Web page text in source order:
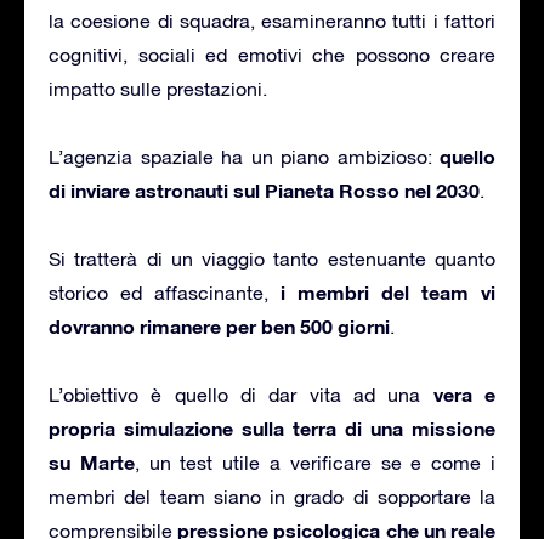
la coesione di squadra, esamineranno tutti i fattori
cognitivi, sociali ed emotivi che possono creare
impatto sulle prestazioni.
L’agenzia spaziale ha un piano ambizioso: quello
di inviare astronauti sul Pianeta Rosso nel 2030.
Si tratterà di un viaggio tanto estenuante quanto
storico ed affascinante, i membri del team vi
dovranno rimanere per ben 500 giorni.
L’obiettivo è quello di dar vita ad una vera e
propria simulazione sulla terra di una missione
su Marte, un test utile a verificare se e come i
membri del team siano in grado di sopportare la
comprensibile pressione psicologica che un reale